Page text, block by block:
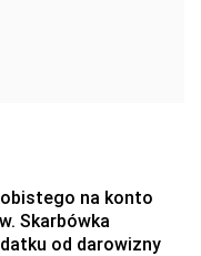
na konto
Skarbówka
od darowizny